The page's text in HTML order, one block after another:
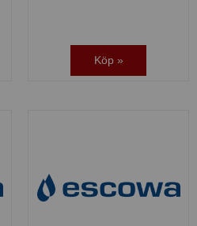
Köp »